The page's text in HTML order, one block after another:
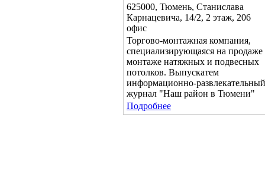
625000, Тюмень, Станислава
Карнацевича, 14/2, 2 этаж, 206
офис
Торгово-монтажная компания,
специализирующаяся на продаже
монтаже натяжных и подвесных
потолков. Выпускатем
информационно-развлекательный
журнал "Наш район в Тюмени"
Подробнее